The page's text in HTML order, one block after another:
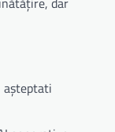
așteptati